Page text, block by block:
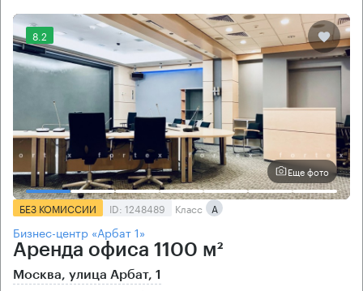
8.2
Еще фото
БЕЗ КОМИССИИ ID: 1248489 Класс А
Бизнес-центр «Арбат 1»
Аренда офиса 1100 м²
Москва, улица Арбат, 1